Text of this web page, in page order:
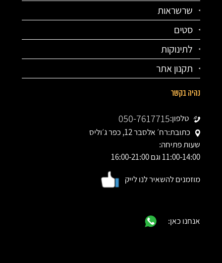
שרשראות
סטים
לתינוקות
תקנון אתר
נהיה בקשר
טלפון:050-7617715
כתובת:רח׳ אלסבר 12, כפר ג׳וליס
שעות פתיחה:
11:00-14:00 וגם 16:00-21:00
מוזמנים להשאיר לנו לייק
אנחנו כאן: